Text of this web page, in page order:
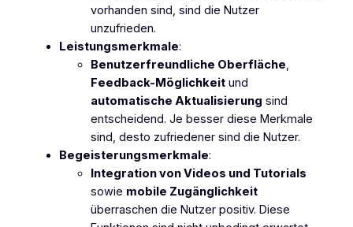
vorhanden sind, sind die Nutzer
unzufrieden.
Leistungsmerkmale:
Benutzerfreundliche Oberfläche,
Feedback-Möglichkeitund
automatische Aktualisierung sind
entscheidend. Je besser diese Merkmale
sind, desto zufriedener sind die Nutzer.
Begeisterungsmerkmale:
Integration von Videos und Tutorials
sowie mobile Zugänglichkeit
überraschen die Nutzer positiv. Diese